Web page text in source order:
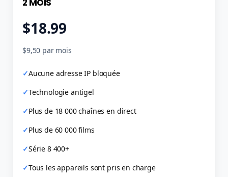
2 MOIS
$18.99
$9,50 par mois
Aucune adresse IP bloquée
Technologie antigel
Plus de 18 000 chaînes en direct
Plus de 60 000 films
Série 8 400+
Tous les appareils sont pris en charge